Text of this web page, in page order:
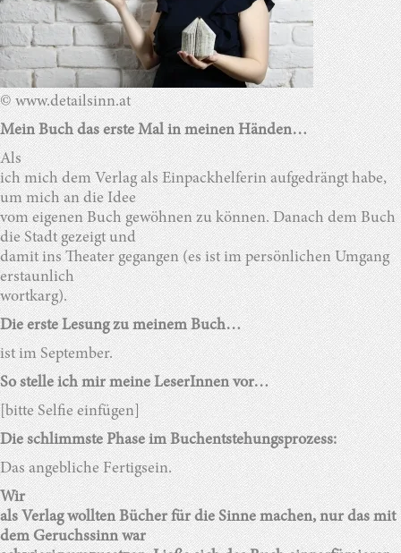
© www.detailsinn.at
Mein Buch das erste Mal in meinen Händen…
Als
ich mich dem Verlag als Einpackhelferin aufgedrängt habe,
um mich an die Idee
vom eigenen Buch gewöhnen zu können. Danach dem Buch
die Stadt gezeigt und
damit ins Theater gegangen (es ist im persönlichen Umgang
erstaunlich
wortkarg).
Die erste Lesung zu meinem Buch…
ist im September.
So stelle ich mir meine LeserInnen vor…
[bitte Selfie einfügen]
Die schlimmste Phase im Buchentstehungsprozess:
Das angebliche Fertigsein.
Wir
als Verlag wollten Bücher für die Sinne machen, nur das mit
dem Geruchssinn war